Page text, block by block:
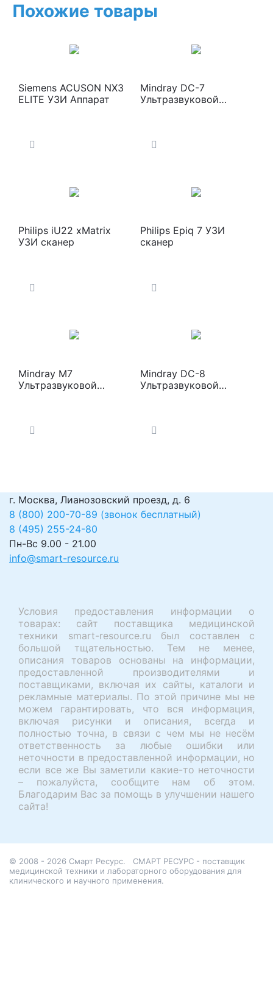
Похожие товары
Siemens ACUSON NX3
ELITE УЗИ Аппарат
Mindray DC-7
Ультразвуковой
Philips iU22 xMatrix
УЗИ сканер
Philips Epiq 7 УЗИ
сканер
Mindray M7
Ультразвуковой
Mindray DC-8
Ультразвуковой
г. Москва, Лианозовский проезд, д. 6
8 (800) 200-70-89 (звонок бесплатный)
8 (495) 255-24-80
Пн-Вс 9.00 - 21.00
info@smart-resource.ru
Условия предоставления информации о
товарах: сайт поставщика медицинской
техники smart-resource.ru был составлен с
большой тщательностью. Тем не менее,
описания товаров основаны на информации,
предоставленной производителями и
поставщиками, включая их сайты, каталоги и
рекламные материалы. По этой причине мы не
можем гарантировать, что вся информация,
включая рисунки и описания, всегда и
полностью точна, в связи с чем мы не несём
ответственность за любые ошибки или
неточности в предоставленной информации, но
если все же Вы заметили какие-то неточности
– пожалуйста, сообщите нам об этом.
Благодарим Вас за помощь в улучшении нашего
сайта!
© 2008 - 2026 Смарт Ресурс. СМАРТ РЕСУРС - поставщик
медицинской техники и лабораторного оборудования для
клинического и научного применения.